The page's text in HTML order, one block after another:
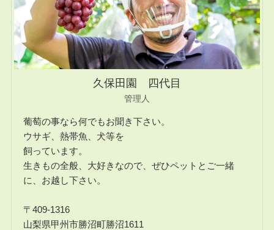
久保田園 四代目
管理人
葡萄の事なら何でもお聞き下さい。
ウサギ、熱帯魚、犬等を
飼っています。
生きもの全般、大好きなので、ぜひペットとご一緒
に、お越し下さい。
〒409-1316
山梨県甲州市勝沼町勝沼1611